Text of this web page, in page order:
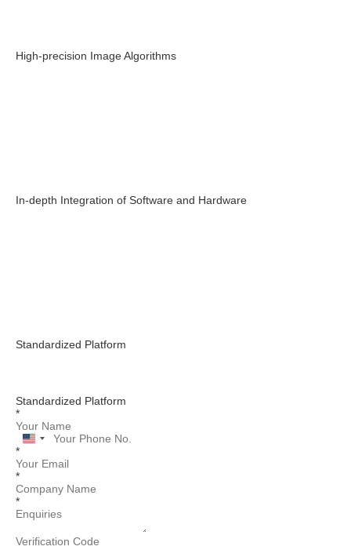
High-precision Image Algorithms
In-depth Integration of Software and Hardware
Standardized Platform
Standardized Platform
*
United
+1
*
*
*